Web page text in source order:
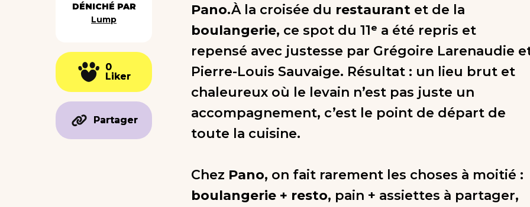
DÉNICHÉ PAR
Lump
0
Liker
0
Liker
Partager
Partager
Pano.À la croisée du restaurantet de la
boulangerie, ce spot du 11ᵉ a été repris et
repensé avec justesse par Grégoire Larenaudie
Pierre-Louis Sauvaige. Résultat : un lieu brut et
chaleureux où le levain n’est pas juste un
accompagnement, c’est le point de départ de
toute la cuisine.
Chez Pano, on fait rarement les choses à moitié :
boulangerie + resto, pain + assiettes à partager,